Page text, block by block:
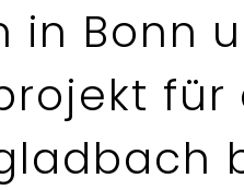
in Bonn
für